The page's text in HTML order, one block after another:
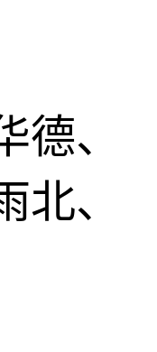
德、
北、